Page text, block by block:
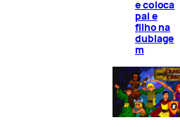
e coloca
pai e
filho na
dublage
m